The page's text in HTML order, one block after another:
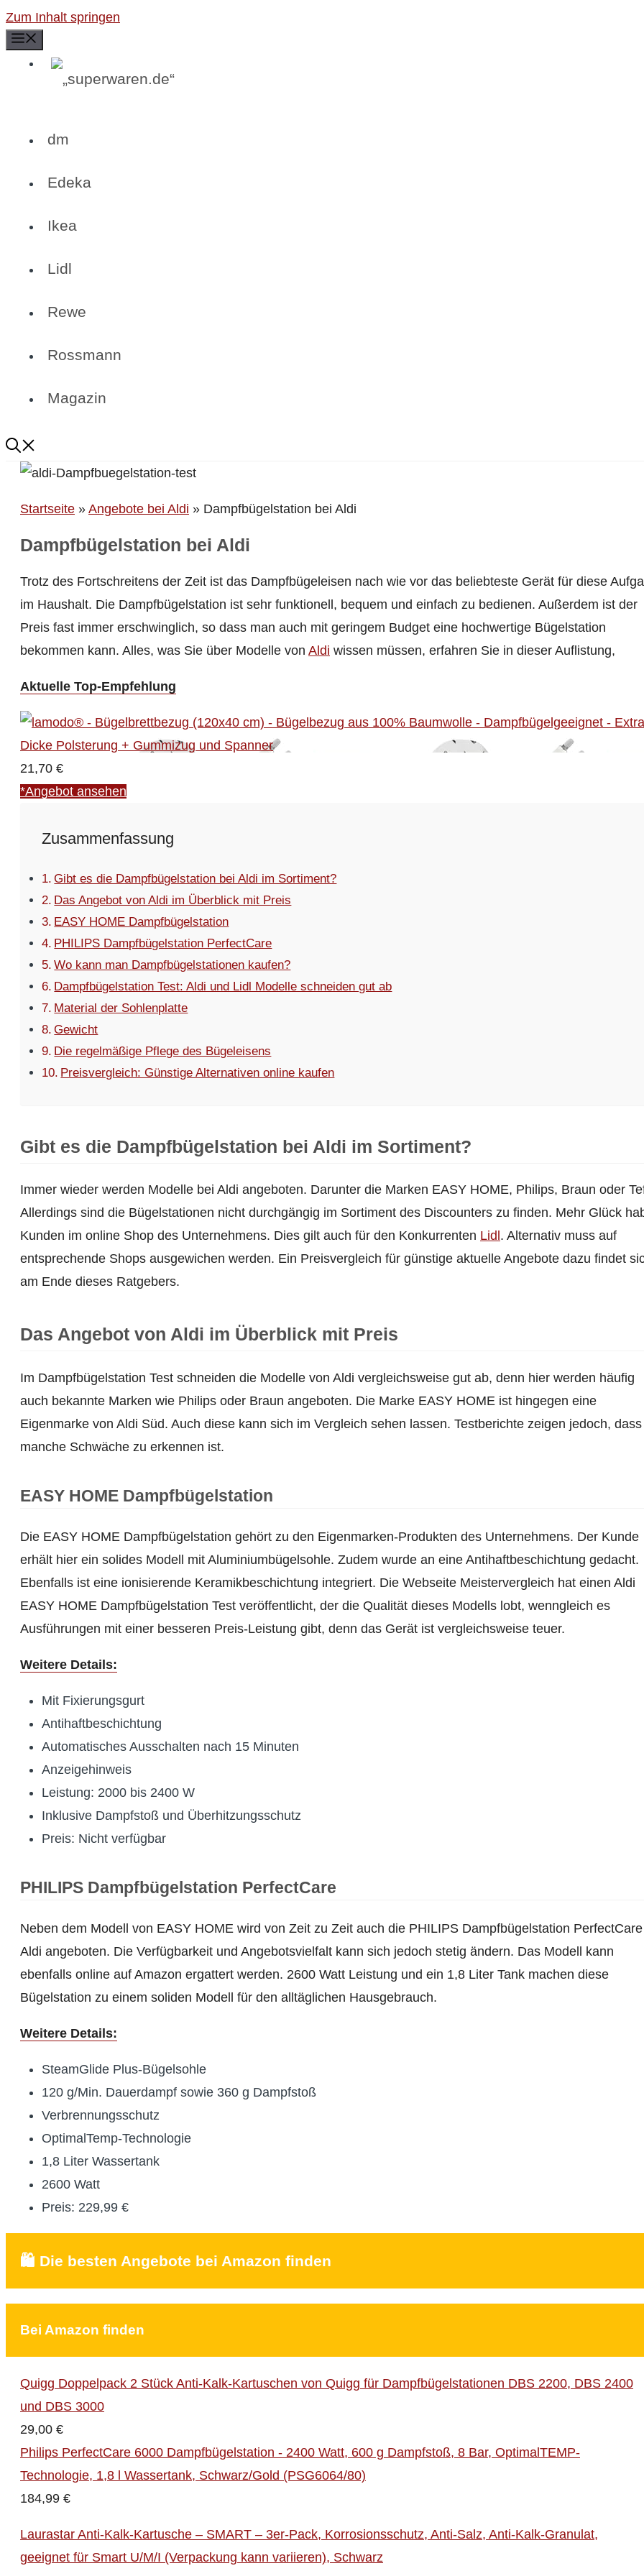
Zum Inhalt springen
dm
Edeka
Ikea
Lidl
Rewe
Rossmann
Magazin
Startseite » Angebote bei Aldi » Dampfbügelstation bei Aldi
Dampfbügelstation bei Aldi
Trotz des Fortschreitens der Zeit ist das Dampfbügeleisen nach wie vor das beliebteste Gerät für diese
im Haushalt. Die Dampfbügelstation ist sehr funktionell, bequem und einfach zu bedienen. Außerdem ist der
Preis fast immer erschwinglich, so dass man auch mit geringem Budget eine hochwertige Bügelstation
bekommen kann. Alles, was Sie über Modelle von Aldi wissen müssen, erfahren Sie in dieser Auflistung,
Aktuelle Top-Empfehlung
21,70 €
*Angebot ansehen
Zusammenfassung
Gibt es die Dampfbügelstation bei Aldi im Sortiment?
Das Angebot von Aldi im Überblick mit Preis
EASY HOME Dampfbügelstation
PHILIPS Dampfbügelstation PerfectCare
Wo kann man Dampfbügelstationen kaufen?
Dampfbügelstation Test: Aldi und Lidl Modelle schneiden gut ab
Material der Sohlenplatte
Gewicht
Die regelmäßige Pflege des Bügeleisens
Preisvergleich: Günstige Alternativen online kaufen
Gibt es die Dampfbügelstation bei Aldi im Sortiment?
Immer wieder werden Modelle bei Aldi angeboten. Darunter die Marken EASY HOME, Philips, Braun oder
Allerdings sind die Bügelstationen nicht durchgängig im Sortiment des Discounters zu finden. Mehr Glück
Kunden im online Shop des Unternehmens. Dies gilt auch für den Konkurrenten Lidl . Alternativ muss auf
entsprechende Shops ausgewichen werden. Ein Preisvergleich für günstige aktuelle Angebote dazu findet
am Ende dieses Ratgebers.
Das Angebot von Aldi im Überblick mit Preis
Im Dampfbügelstation Test schneiden die Modelle von Aldi vergleichsweise gut ab, denn hier werden häufig
auch bekannte Marken wie Philips oder Braun angeboten. Die Marke EASY HOME ist hingegen eine
Eigenmarke von Aldi Süd. Auch diese kann sich im Vergleich sehen lassen. Testberichte zeigen jedoch,
manche Schwäche zu erkennen ist.
EASY HOME Dampfbügelstation
Die EASY HOME Dampfbügelstation gehört zu den Eigenmarken-Produkten des Unternehmens. Der Kunde
erhält hier ein solides Modell mit Aluminiumbügelsohle. Zudem wurde an eine Antihaftbeschichtung gedacht.
Ebenfalls ist eine ionisierende Keramikbeschichtung integriert. Die Webseite Meistervergleich hat einen Aldi
EASY HOME Dampfbügelstation Test veröffentlicht, der die Qualität dieses Modells lobt, wenngleich es
Ausführungen mit einer besseren Preis-Leistung gibt, denn das Gerät ist vergleichsweise teuer.
Weitere Details:
Mit Fixierungsgurt
Antihaftbeschichtung
Automatisches Ausschalten nach 15 Minuten
Anzeigehinweis
Leistung: 2000 bis 2400 W
Inklusive Dampfstoß und Überhitzungsschutz
Preis: Nicht verfügbar
PHILIPS Dampfbügelstation PerfectCare
Neben dem Modell von EASY HOME wird von Zeit zu Zeit auch die PHILIPS Dampfbügelstation
Aldi angeboten. Die Verfügbarkeit und Angebotsvielfalt kann sich jedoch stetig ändern. Das Modell kann
ebenfalls online auf Amazon ergattert werden. 2600 Watt Leistung und ein 1,8 Liter Tank machen diese
Bügelstation zu einem soliden Modell für den alltäglichen Hausgebrauch.
Weitere Details:
SteamGlide Plus-Bügelsohle
120 g/Min. Dauerdampf sowie 360 g Dampfstoß
Verbrennungsschutz
OptimalTemp-Technologie
1,8 Liter Wassertank
2600 Watt
Preis: 229,99 €
🛍️ Die besten Angebote bei Amazon finden
Bei Amazon finden
Quigg Doppelpack 2 Stück Anti-Kalk-Kartuschen von Quigg für Dampfbügelstationen DBS 2200, DBS 2400
und DBS 3000
29,00 €
Philips PerfectCare 6000 Dampfbügelstation - 2400 Watt, 600 g Dampfstoß, 8 Bar, OptimalTEMP-
Technologie, 1,8 l Wassertank, Schwarz/Gold (PSG6064/80)
184,99 €
Laurastar Anti-Kalk-Kartusche – SMART – 3er-Pack, Korrosionsschutz, Anti-Salz, Anti-Kalk-Granulat,
geeignet für Smart U/M/I (Verpackung kann variieren), Schwarz